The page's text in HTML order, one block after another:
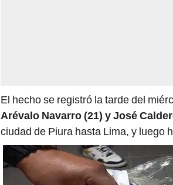
El hecho se registró la tarde del
Arévalo Navarro (21) y José
ciudad de Piura hasta Lima, y luego